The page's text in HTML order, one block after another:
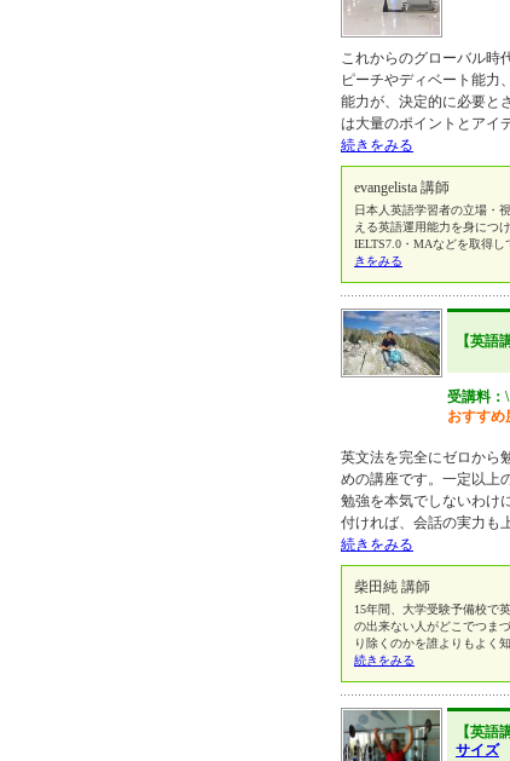
これからのグローバル時
ピーチやディベート能力
能力が、決定的に必要と
は大量のポイントとアイ
続きをみる
evangelista 講師
日本人英語学習者の立場・
える英語運用能力を身につ
IELTS7.0・MAなどを取得し
きをみる
【英語
受講料：
おすすめ
英文法を完全にゼロから
めの講座です。一定以上
勉強を本気でしないわけ
付ければ、会話の実力も
続きをみる
柴田純 講師
15年間、大学受験予備校で
の出来ない人がどこでつま
り除くのかを誰よりもよく
続きをみる
【英語
サイズ